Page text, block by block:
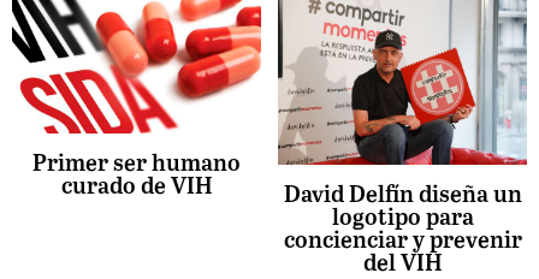
Primer ser humano
curado de VIH
David Delfín diseña un
logotipo para
concienciar y prevenir
del VIH